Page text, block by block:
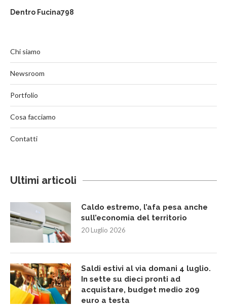
Dentro Fucina798
Chi siamo
Newsroom
Portfolio
Cosa facciamo
Contatti
Ultimi articoli
Caldo estremo, l’afa pesa anche
sull’economia del territorio
20 Luglio 2026
Saldi estivi al via domani 4 luglio.
In sette su dieci pronti ad
acquistare, budget medio 209
euro a testa